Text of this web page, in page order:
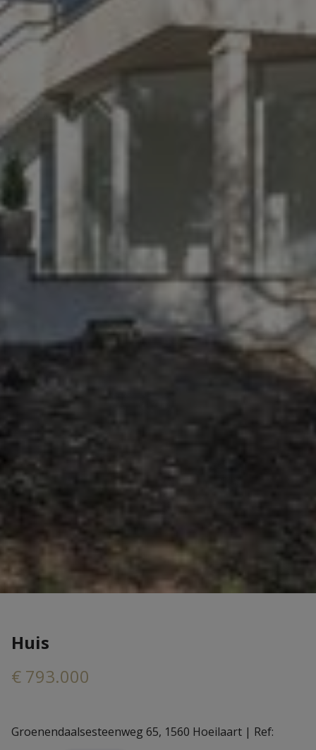
Huis
€ 793.000
Groenendaalsesteenweg 65, 1560 Hoeilaart | Ref: